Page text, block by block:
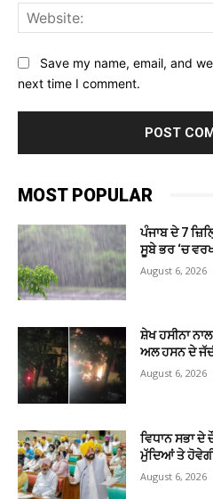
Save my name, email, and
next time I comment.
MOST POPULAR
ਪੰਜਾਬ ਦੇ 7
ਸੂਬੇ ਭਰ ‘ਚ
August 6, 2026
ਸ਼ੇਖ ਹਸੀਨਾ
ਅਲ ਹਸਨ ਦੇ
August 6, 2026
ਵਿਧਾਨ ਸਭਾ ਦੇ
ਮੁੱਦਿਆਂ ਤੇ
August 6, 2026